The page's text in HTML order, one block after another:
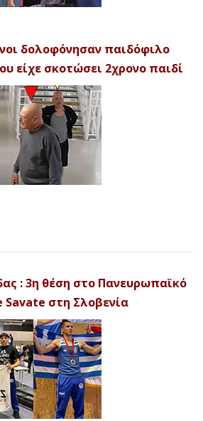
δολοφόνησαν παιδόφιλο
είχε σκοτώσει 2χρονο παιδί
: 3η θέση στο Πανευρωπαϊκό
στη Σλοβενία